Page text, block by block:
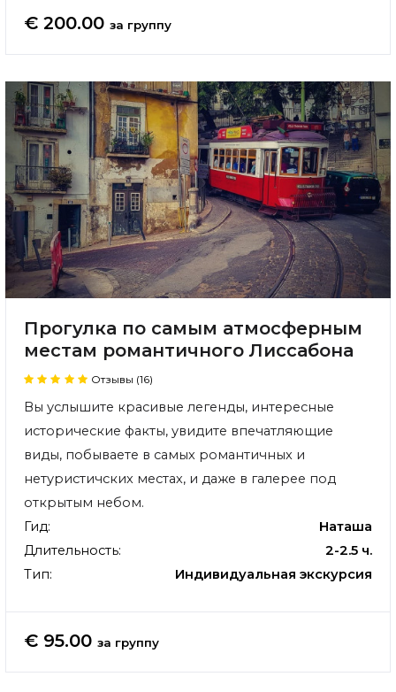
€ 200.00 за группу
Прогулка по самым атмосферным
местам романтичного Лиссабона
Отзывы (16)
Вы услышите красивые легенды, интересные
исторические факты, увидите впечатляющие
виды, побываете в самых романтичных и
нетуристичских местах, и даже в галерее под
открытым небом.
Гид:
Наташа
Длительность:
2-2.5 ч.
Тип:
Индивидуальная экскурсия
€ 95.00 за группу